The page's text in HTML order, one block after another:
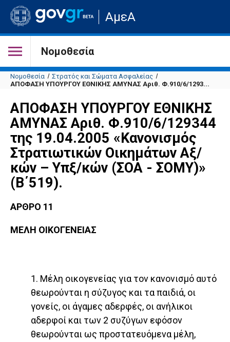
Μετάβαση
στην
σελίδα
του
ΑμεΑ
Νομοθεσία
Νομοθεσία
Στρατός και Σώματα Ασφαλείας
ΑΠΟΦΑΣΗ ΥΠΟΥΡΓΟΥ ΕΘΝΙΚΗΣ ΑΜΥΝΑΣ Αριθ. Φ.910/6/1293...
ΑΠΟΦΑΣΗ ΥΠΟΥΡΓΟΥ ΕΘΝΙΚΗΣ
ΑΜΥΝΑΣ Αριθ. Φ.910/6/129344
της 19.04.2005 «Kανονισμός
Στρατιωτικών Οικημάτων Αξ/
κών – Υπξ/κών (ΣΟΑ - ΣΟΜΥ)»
(Β΄519).
ΑΡΘΡΟ 11
ΜΕΛΗ ΟΙΚΟΓΕΝΕΙΑΣ
1. Μέλη οικογενείας για τον κανονισμό αυτό
θεωρούνται η σύζυγος και τα παιδιά, οι
γονείς, οι άγαμες αδερφές, οι ανήλικοι
αδερφοί και των 2 συζύγων εφόσον
θεωρούνται ως προστατευόμενα μέλη,